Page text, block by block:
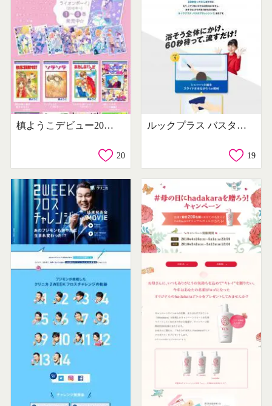
槙ようこデビュー20周年特設サイト
20
ルックプラス バスタブクレンジング
19